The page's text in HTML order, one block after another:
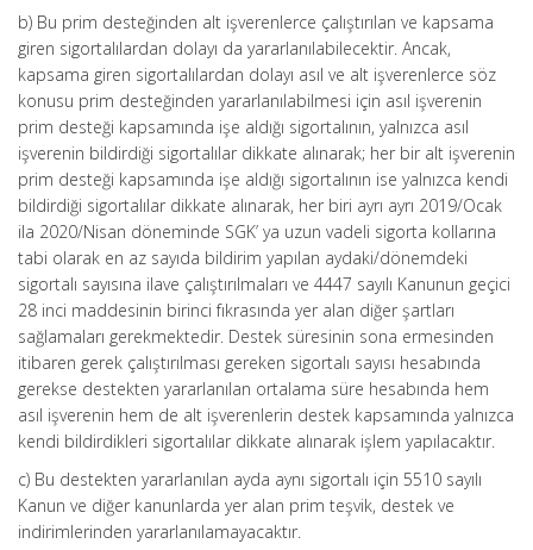
b) Bu prim desteğinden alt işverenlerce çalıştırılan ve kapsama
giren sigortalılardan dolayı da yararlanılabilecektir. Ancak,
kapsama giren sigortalılardan dolayı asıl ve alt işverenlerce söz
konusu prim desteğinden yararlanılabilmesi için asıl işverenin
prim desteği kapsamında işe aldığı sigortalının, yalnızca asıl
işverenin bildirdiği sigortalılar dikkate alınarak; her bir alt işverenin
prim desteği kapsamında işe aldığı sigortalının ise yalnızca kendi
bildirdiği sigortalılar dikkate alınarak, her biri ayrı ayrı 2019/Ocak
ila 2020/Nisan döneminde SGK’ ya uzun vadeli sigorta kollarına
tabi olarak en az sayıda bildirim yapılan aydaki/dönemdeki
sigortalı sayısına ilave çalıştırılmaları ve 4447 sayılı Kanunun geçici
28 inci maddesinin birinci fıkrasında yer alan diğer şartları
sağlamaları gerekmektedir. Destek süresinin sona ermesinden
itibaren gerek çalıştırılması gereken sigortalı sayısı hesabında
gerekse destekten yararlanılan ortalama süre hesabında hem
asıl işverenin hem de alt işverenlerin destek kapsamında yalnızca
kendi bildirdikleri sigortalılar dikkate alınarak işlem yapılacaktır.
c) Bu destekten yararlanılan ayda aynı sigortalı için 5510 sayılı
Kanun ve diğer kanunlarda yer alan prim teşvik, destek ve
indirimlerinden yararlanılamayacaktır.